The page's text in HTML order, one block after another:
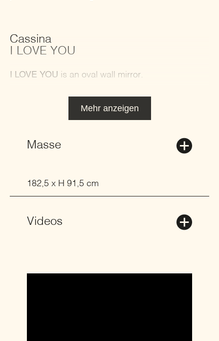
Cassina
I LOVE YOU
I LOVE YOU is an oval wall mirror.
Mehr anzeigen
Masse
182,5 x H 91,5 cm
Videos